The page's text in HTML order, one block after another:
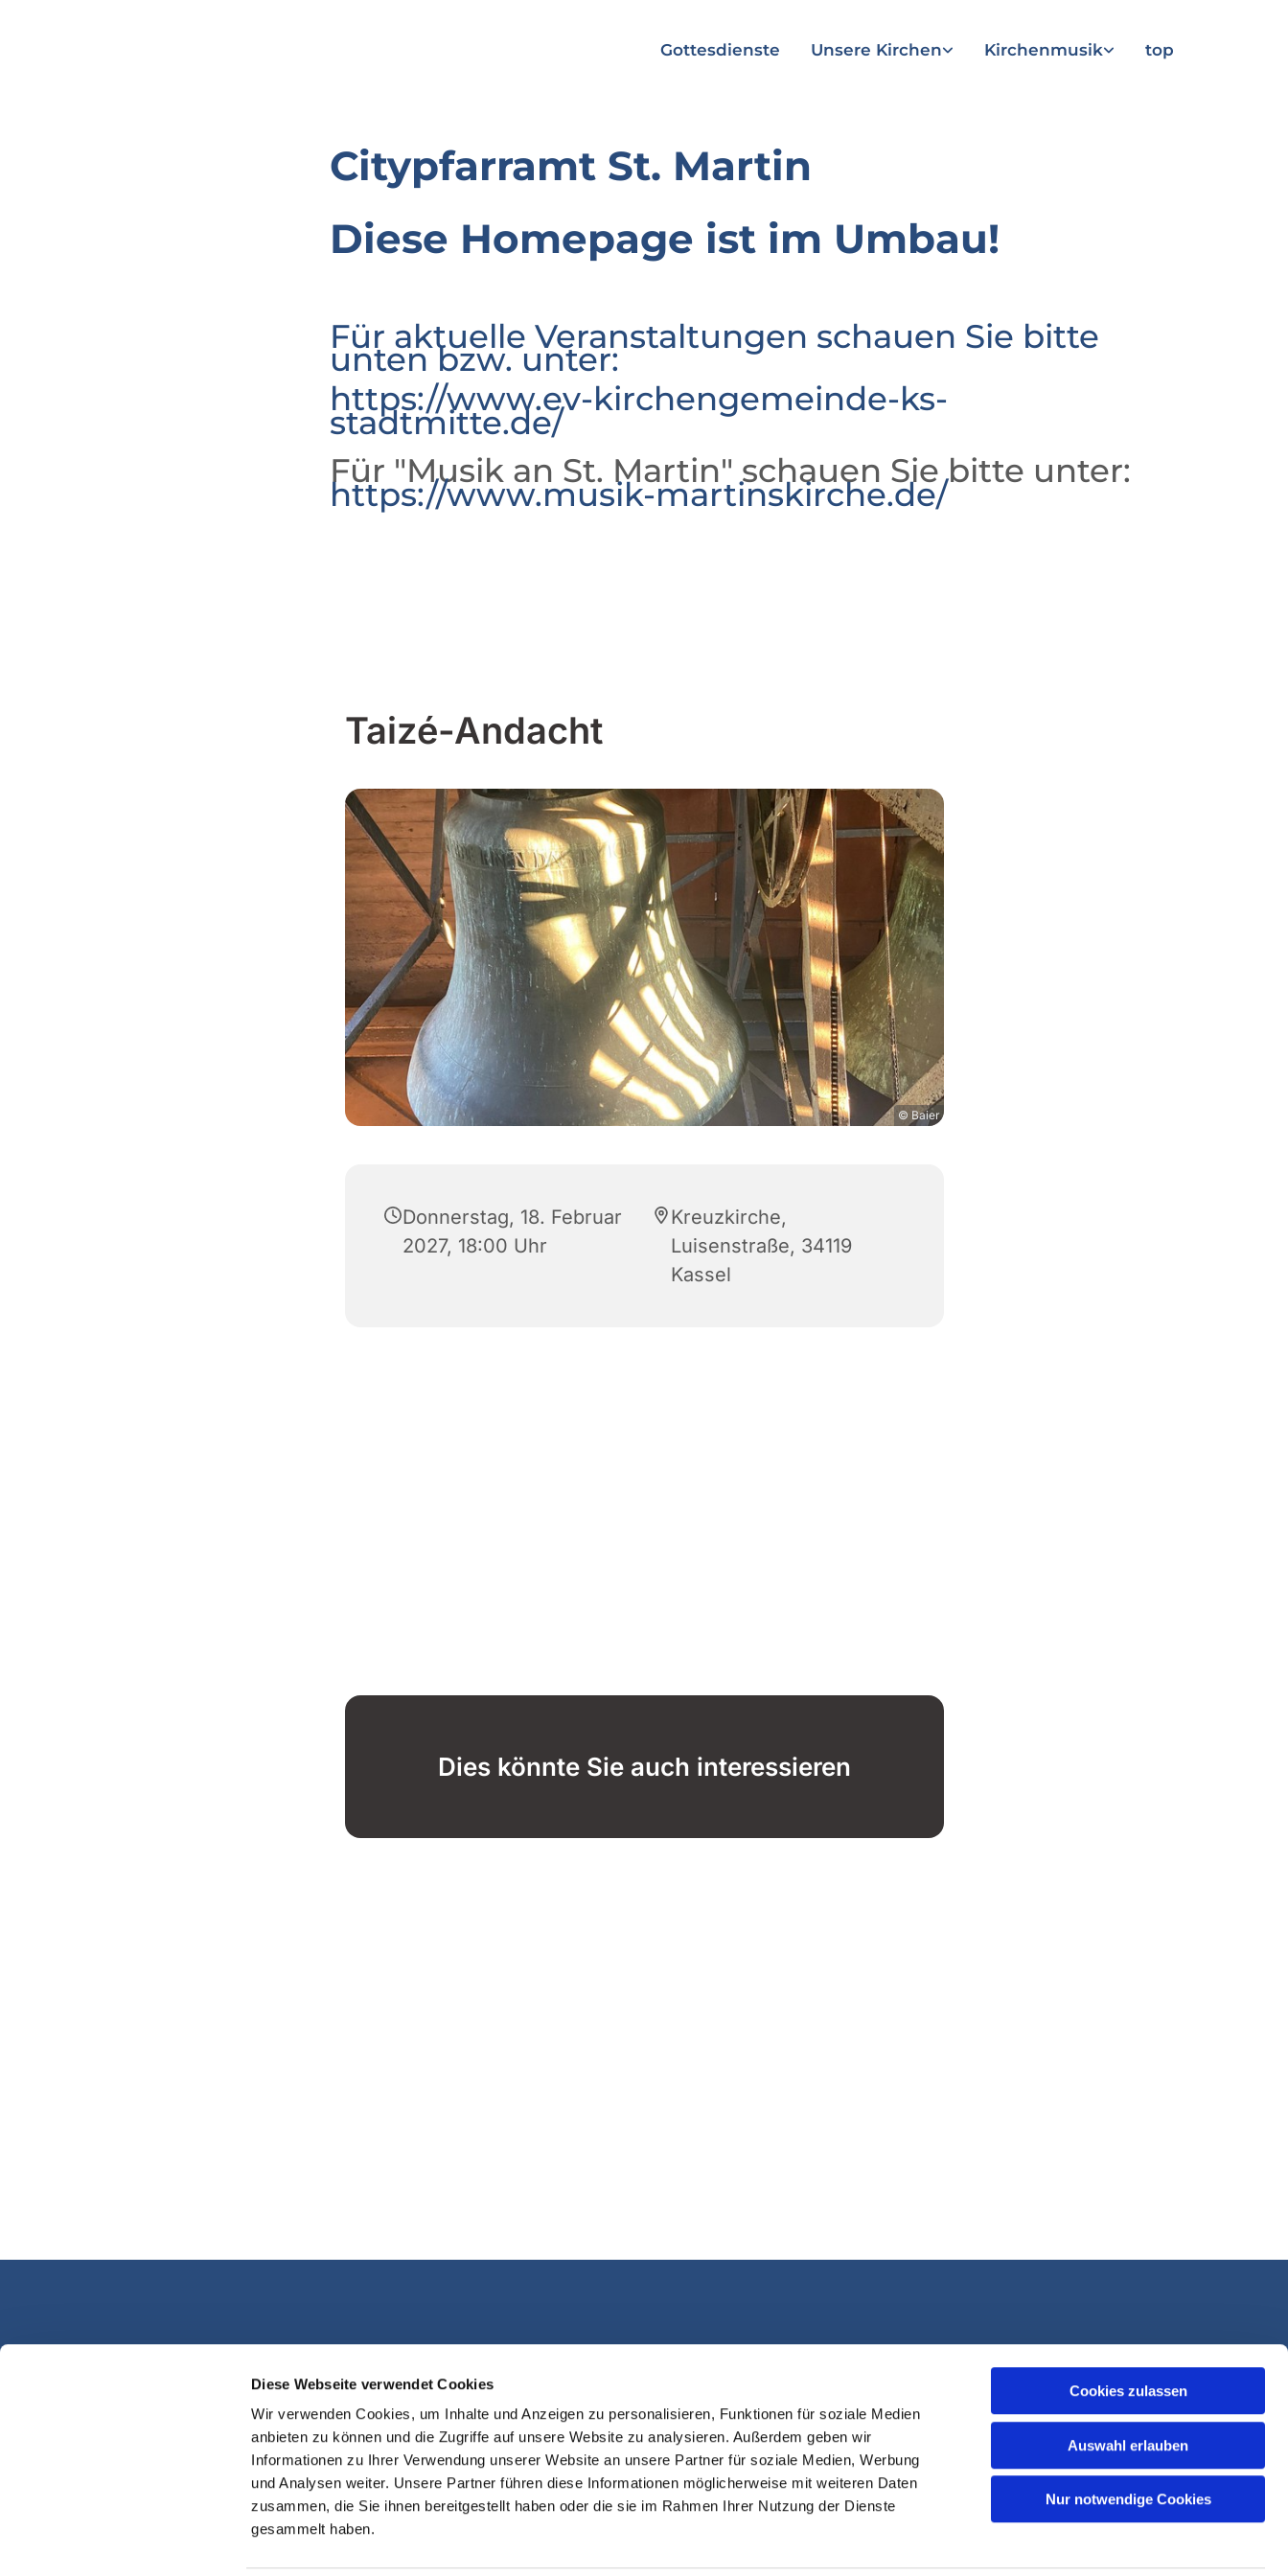
Diese Webseite verwendet Cookies
Wir verwenden Cookies, um Inhalte und Anzeigen zu personalisieren, Funktionen für soziale Medien
anbieten zu können und die Zugriffe auf unsere Website zu analysieren. Außerdem geben wir
Informationen zu Ihrer Verwendung unserer Website an unsere Partner für soziale Medien, Werbung
und Analysen weiter. Unsere Partner führen diese Informationen möglicherweise mit weiteren Daten
zusammen, die Sie ihnen bereitgestellt haben oder die sie im Rahmen Ihrer Nutzung der Dienste
gesammelt haben.
Cookies zulassen
Auswahl erlauben
Nur notwendige Cookies
Gottesdienste Unsere Kirchen Kirchenmusik top
Citypfarramt St. Martin
Diese Homepage ist im Umbau!
Für aktuelle Veranstaltungen schauen Sie bitte
unten bzw. unter:
https://www.ev-kirchengemeinde-ks-
stadtmitte.de/
Für "Musik an St. Martin" schauen Sie bitte unter:
https://www.musik-martinskirche.de/
Taizé-Andacht
© Baier
Donnerstag, 18. Februar
2027, 18:00 Uhr
Kreuzkirche,
Luisenstraße, 34119
Kassel
Dies könnte Sie auch interessieren
Kassel Martinsplatz
Impressum